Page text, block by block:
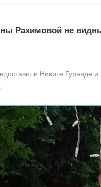
Рахимовой не
Никите Гуранде